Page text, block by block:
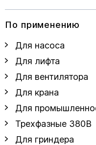
По применению
Для насоса
Для лифта
Для вентилятора
Для крана
Для
Трехфазные 380В
Для гриндера